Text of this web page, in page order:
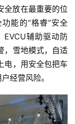
全放在最重要的位
能的“格睿”安全
EVCU辅助驱动防
，雪地模式，自适
电，用安全包把车
经营风险。